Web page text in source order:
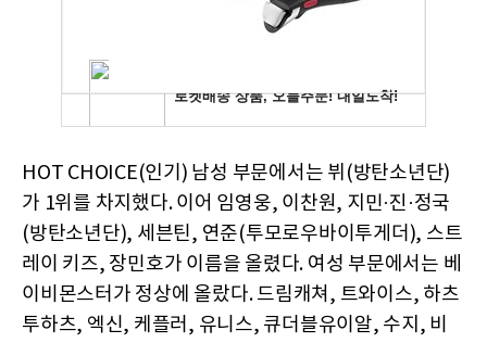
HOT CHOICE(인기) 남성 부문에서는 뷔(방탄소년단)
가 1위를 차지했다. 이어 임영웅, 이찬원, 지민·진·정국
(방탄소년단), 세븐틴, 연준(투모로우바이투게더), 스트
레이 키즈, 장민호가 이름을 올렸다. 여성 부문에서는 베
이비몬스터가 정상에 올랐다. 드림캐쳐, 트와이스, 하츠
투하츠, 엑신, 케플러, 유니스, 큐더블유이알, 수지, 비